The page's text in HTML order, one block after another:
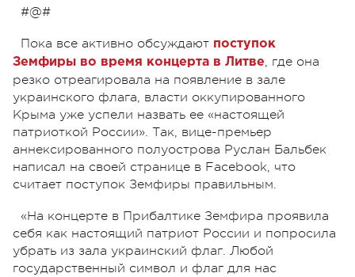
#@#
Пока все активно обсуждают поступок
Земфиры во время концерта в Литве, где она
резко отреагировала на появление в зале
украинского флага, власти оккупированного
Крыма уже успели назвать ее «настоящей
патриоткой России». Так, вице-премьер
аннексированного полуострова Руслан Бальбек
написал на своей странице в Facebook, что
считает поступок Земфиры правильным.
«На концерте в Прибалтике Земфира проявила
себя как настоящий патриот России и попросила
убрать из зала украинский флаг. Любой
государственный символ и флаг для нас